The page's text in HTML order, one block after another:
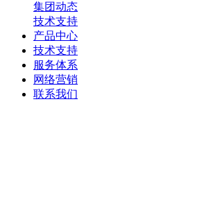
集团动态
技术支持
产品中心
技术支持
服务体系
网络营销
联系我们